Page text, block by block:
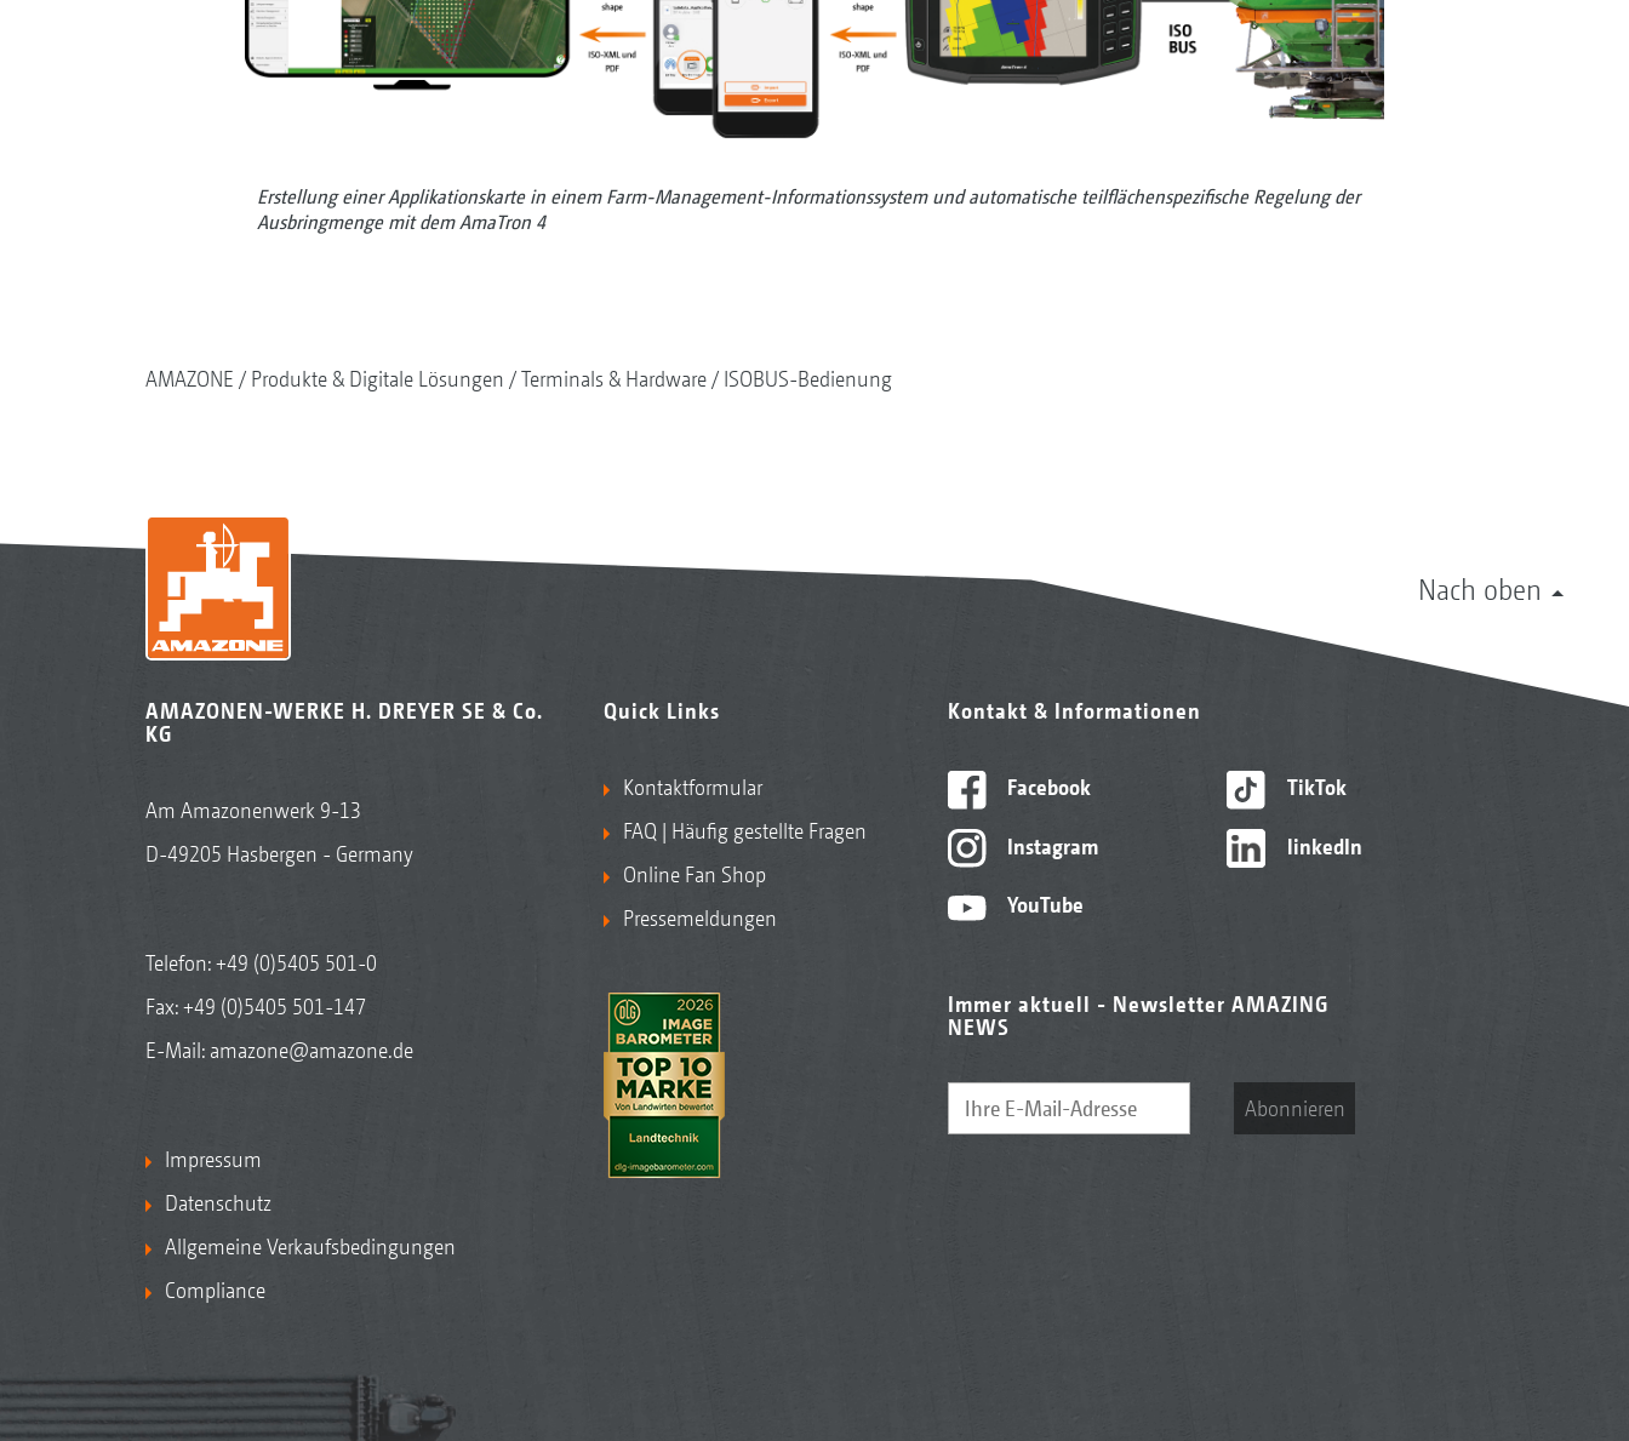
Erstellung einer Applikationskarte in einem Farm-Management-Informationssystem und automatische teilflächenspezifische Regelung der
Ausbringmenge mit dem AmaTron 4
AMAZONE Produkte & Digitale Lösungen Terminals & Hardware ISOBUS-Bedienung
Nach oben
AMAZONEN-WERKE H. DREYER SE & Co.
KG
Am Amazonenwerk 9-13
D-49205 Hasbergen - Germany
Telefon:+49 (0)5405 501-0
Fax: +49 (0)5405 501-147
E-Mail: amazone@amazone.de
Impressum
Datenschutz
Allgemeine Verkaufsbedingungen
Compliance
Quick Links
Kontaktformular
FAQ | Häufig gestellte Fragen
Online Fan Shop
Pressemeldungen
Kontakt & Informationen
Facebook
Instagram
YouTube
TikTok
linkedIn
Immer aktuell - Newsletter AMAZING
NEWS
Abonnieren